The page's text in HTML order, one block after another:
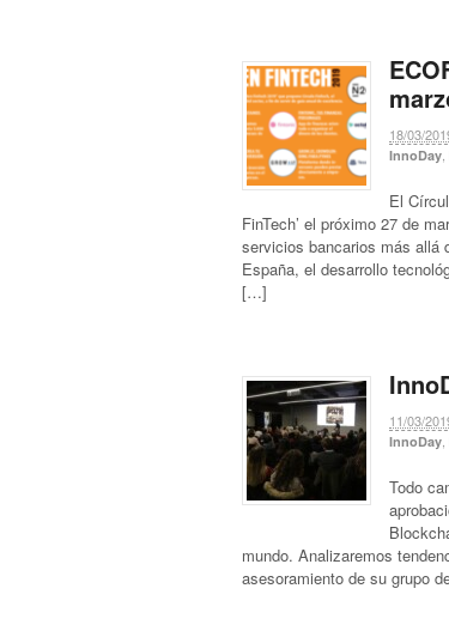
18/03/
InnoDay,
El
FinTech’ el próximo 27 de
servicios bancarios más allá
España, el desarrollo
[…]
11/03/
InnoDay
Todo
mundo. Analizaremos
asesoramiento de su grupo